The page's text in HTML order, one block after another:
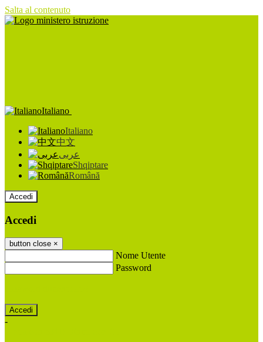
Salta al contenuto
Italiano
Italiano
中文
عربى
Shqiptare
Română
Accedi
Accedi
button close ×
Nome Utente
Password
-